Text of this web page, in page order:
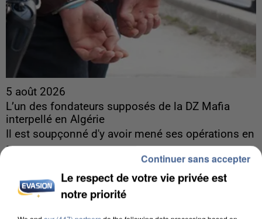
5 août 2026
L’un des fondateurs supposés de la DZ Mafia
interpellé en Algérie
Il est soupçonné d'y avoir mené ses opérations en
France.
Le respect de votre vie privée est
notre priorité
Continuer sans accepter